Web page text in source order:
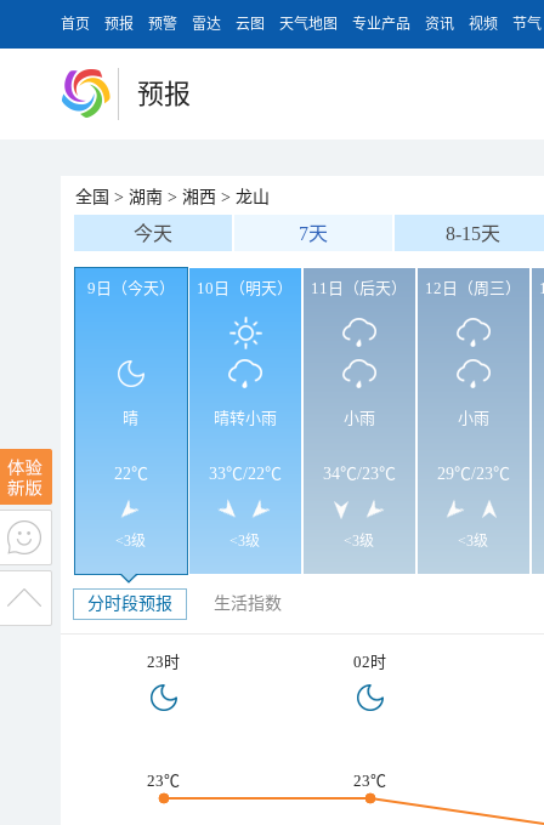
首页 预报 预警 雷达 云图 天气地图 专业产品 资讯 视频 节气
预报
全国 > 湖南 > 湘西 > 龙山
今天 7天 8-15天
9日（今天）
晴
22℃
<3级
10日（明天）
晴转小雨
33℃/22℃
<3级
11日（后天）
小雨
34℃/23℃
<3级
12日（周三）
小雨
29℃/23℃
<3级
分时段预报 生活指数
23时 02时
23℃ 23℃